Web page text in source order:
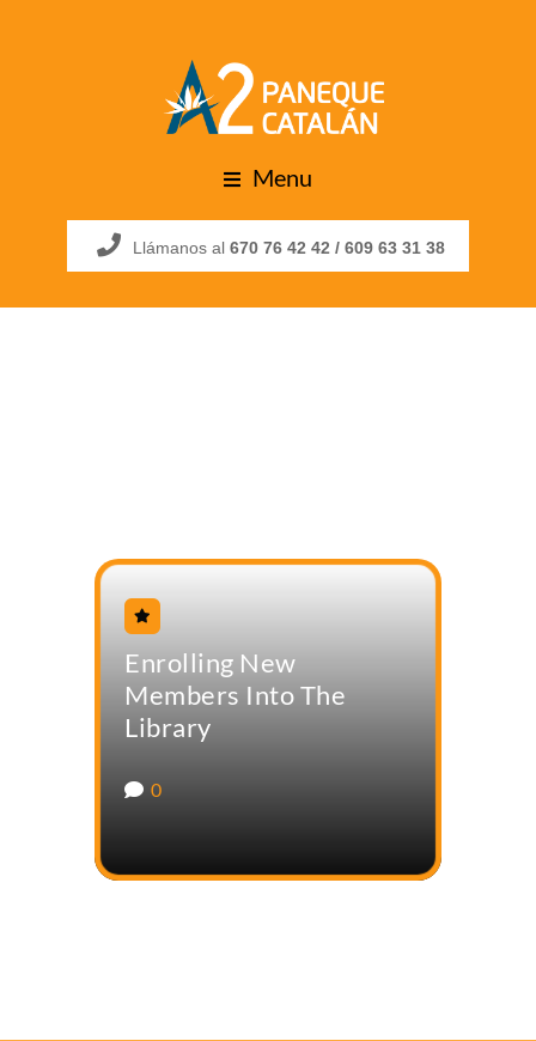
Menu
Llámanos al 670 76 42 42 / 609 63 31 38
Enrolling New
Members Into The
Library
0